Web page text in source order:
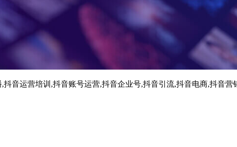
音运营培训,抖音账号运营,抖音企业号,抖音引流,抖音电商,抖音营